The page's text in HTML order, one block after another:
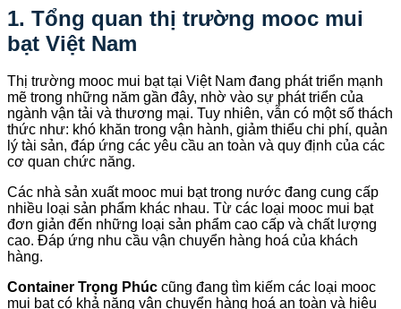
1. Tổng quan thị trường mooc mui
bạt Việt Nam
Thị trường mooc mui bạt tại Việt Nam đang phát triển mạnh
mẽ trong những năm gần đây, nhờ vào sự phát triển của
ngành vận tải và thương mại. Tuy nhiên, vẫn có một số thách
thức như: khó khăn trong vận hành, giảm thiểu chi phí, quản
lý tài sản, đáp ứng các yêu cầu an toàn và quy định của các
cơ quan chức năng.
Các nhà sản xuất mooc mui bạt trong nước đang cung cấp
nhiều loại sản phẩm khác nhau. Từ các loại mooc mui bạt
đơn giản đến những loại sản phẩm cao cấp và chất lượng
cao. Đáp ứng nhu cầu vận chuyển hàng hoá của khách
hàng.
Container Trọng Phúc cũng đang tìm kiếm các loại mooc
mui bạt có khả năng vận chuyển hàng hoá an toàn và hiệu